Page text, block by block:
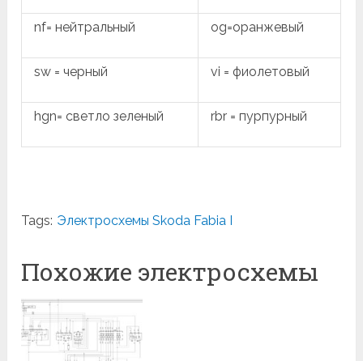
nf= нейтральный og=оранжевый
sw = черный vi = фиолетовый
hgn= светло зеленый rbr = пурпурный
Tags: Электросхемы Skoda Fabia I
Похожие электросхемы